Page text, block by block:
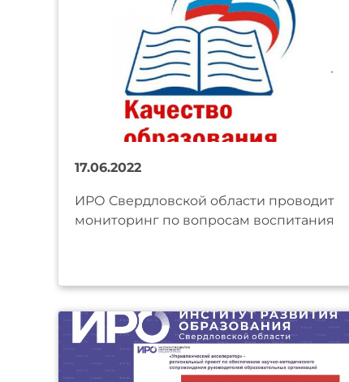
17.06.2022
ИРО Свердловской области проводит
мониторинг по вопросам воспитания